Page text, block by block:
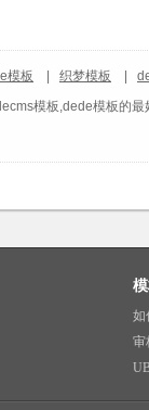
模板 织梦模板
模板,dede模板的最
如
审